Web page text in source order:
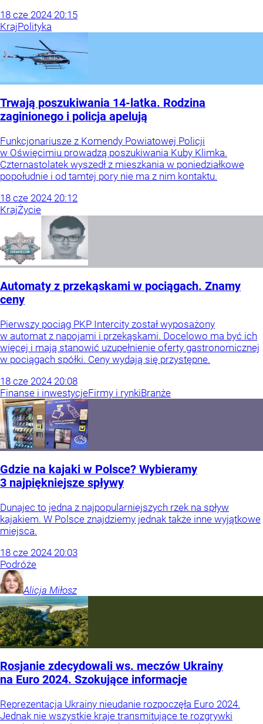
18 cze 2024 20:15
KrajPolityka
Trwają poszukiwania 14-latka. Rodzina
zaginionego i policja apelują
Funkcjonariusze z Komendy Powiatowej Policji
w Oświęcimiu prowadzą poszukiwania Kuby Klimka.
Czternastolatek wyszedł z mieszkania w poniedziałkowe
popołudnie i od tamtej pory nie ma z nim kontaktu.
18 cze 2024 20:12
KrajŻycie
Automaty z przekąskami w pociągach. Znamy
ceny
Pierwszy pociąg PKP Intercity został wyposażony
w automat z napojami i przekąskami. Docelowo ma być ich
więcej i mają stanowić uzupełnienie oferty gastronomicznej
w pociągach spółki. Ceny wydają się przystępne.
18 cze 2024 20:08
Finanse i inwestycjeFirmy i rynkiBranże
Gdzie na kajaki w Polsce? Wybieramy
3 najpiękniejsze spływy
Dunajec to jedna z najpopularniejszych rzek na spływ
kajakiem. W Polsce znajdziemy jednak także inne wyjątkowe
miejsca.
18 cze 2024 20:03
Podróże
Alicja Miłosz
Rosjanie zdecydowali ws. meczów Ukrainy
na Euro 2024. Szokujące informacje
Reprezentacja Ukrainy nieudanie rozpoczęła Euro 2024.
Jednak nie wszystkie kraje transmitujące te rozgrywki